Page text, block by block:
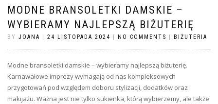
MODNE BRANSOLETKI DAMSKIE –
WYBIERAMY NAJLEPSZĄ BIŻUTERIĘ
BY JOANA 24 LISTOPADA 2024 NO COMMENTS BIŻUTERIA
Modne bransoletki damskie – wybieramy najlepszą biżuterię.
Karnawałowe imprezy wymagają od nas kompleksowych
przygotowań pod względem doboru stylizacji, dodatków oraz
makijażu. Ważna jest nie tylko sukienka, którą wybierzemy, ale także